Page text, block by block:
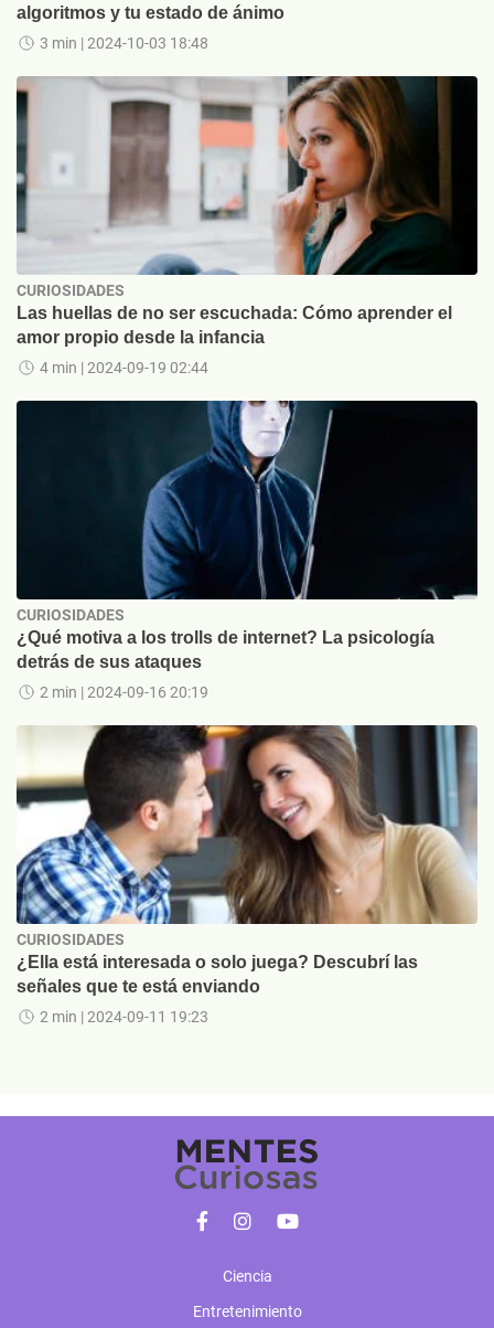
algoritmos y tu estado de ánimo
3 min | 2024-10-03 18:48
CURIOSIDADES
Las huellas de no ser escuchada: Cómo aprender el
amor propio desde la infancia
4 min | 2024-09-19 02:44
CURIOSIDADES
¿Qué motiva a los trolls de internet? La psicología
detrás de sus ataques
2 min | 2024-09-16 20:19
CURIOSIDADES
¿Ella está interesada o solo juega? Descubrí las
señales que te está enviando
2 min | 2024-09-11 19:23
Ciencia
Entretenimiento